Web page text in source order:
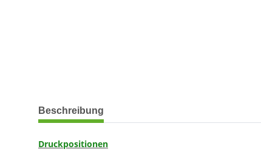
weitere Registerkarten anzeigen
Beschreibung
Druckpositionen